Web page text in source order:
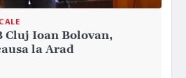
Cluj Ioan Bolovan,
la Arad